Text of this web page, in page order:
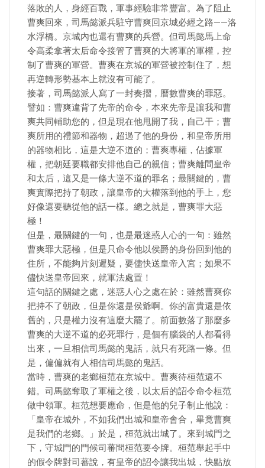
落敗的人，身經百戰，軍事經驗非常豐富。為了阻止
曹爽回來，司馬懿派兵駐守曹爽回京城必經之路——洛
水浮橋。京城內也還有曹爽的兵營。但司馬懿馬上命
令高柔拿著太后命令接管了曹爽的大將軍的軍權，控
制了曹爽的軍營。曹爽在京城的軍營被控制住了，想
再逆轉形勢基本上就沒有可能了。
接著，司馬懿派人寫了一封奏摺，曆數曹爽的罪惡。
譬如：曹爽違背了先帝的命令，本來先帝是讓我和曹
爽共同輔助您的，但是現在他甩開了我，自己干；曹
爽所用的禮節和器物，超過了他的身份，和皇帝所用
的器物相比，這是大逆不道的；曹爽專權，佔據軍
權，把朝廷要職都安排他自己的親信；曹爽離間皇帝
和太后，這又是一條大逆不道的罪名；最關鍵的，曹
爽實際把持了朝政，讓皇帝的大權落到他的手上，您
好像還要聽從他的話一樣。總之就是，曹爽罪大惡
極！
但是，最關鍵的一句，也是最迷惑人心的一句：雖然
曹爽罪大惡極，但是只命令他以侯爵的身份回到他的
住所，不能夠片刻遲疑，要儘快送皇帝入宮；如果不
儘快送皇帝回來，就軍法處置！
這句話的關鍵之處，迷惑人心之處在於：雖然曹爽你
把持不了朝政，但是你還是侯爺啊。你的富貴還是依
舊的，只是權力沒有這麼大罷了。前面數落了那麼多
曹爽的大逆不道的必死罪行，是個有腦袋的人都看得
出來，一旦相信司馬懿的鬼話，就只有死路一條。但
是，偏偏就有人相信司馬懿的鬼話。
當時，曹爽的老鄉桓范在京城中。曹爽待桓范還不
錯。司馬懿奪取了軍權之後，以太后的詔令命令桓范
做中領軍。桓范想要應命，但是他的兒子制止他說：
「皇帝在城外，不如我們出城和皇帝會合，畢竟曹爽
是我們的老鄉。」於是，桓范就出城了。來到城門之
下，守城門的門候司蕃問桓范要令牌。桓范舉起手中
的假令牌對司蕃說，有皇帝的詔令讓我出城，快點放